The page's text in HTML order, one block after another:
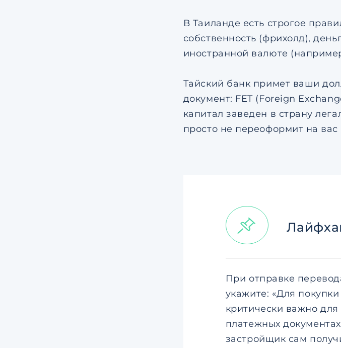
В Таиланде есть строгое
собственность (фрихолд),
иностранной валюте
Тайский банк примет ваши
документ: FET (Foreign
капитал заведен в страну
просто не переоформит на
При отправке
укажите: «Для
критически важно для
платежных
застройщик сам